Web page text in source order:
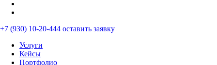
+7 (930) 10-20-444 оставить заявку
Услуги
Кейсы
Портфолио